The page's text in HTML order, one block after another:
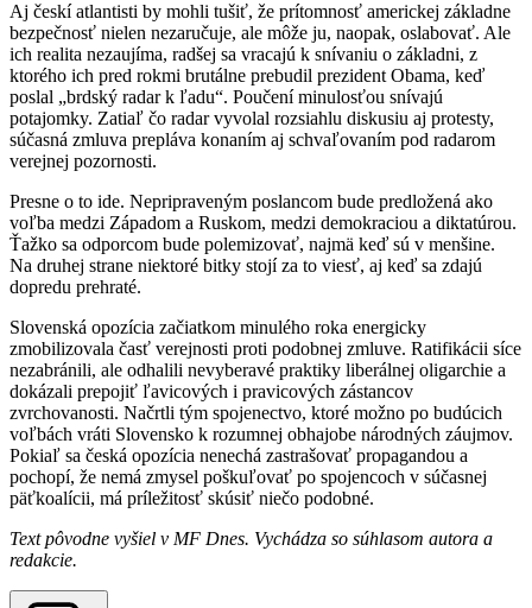
Aj českí atlantisti by mohli tušiť, že prítomnosť americkej základne
bezpečnosť nielen nezaručuje, ale môže ju, naopak, oslabovať. Ale
ich realita nezaujíma, radšej sa vracajú k snívaniu o základni, z
ktorého ich pred rokmi brutálne prebudil prezident Obama, keď
poslal „brdský radar k ľadu“. Poučení minulosťou snívajú
potajomky. Zatiaľ čo radar vyvolal rozsiahlu diskusiu aj protesty,
súčasná zmluva prepláva konaním aj schvaľovaním pod radarom
verejnej pozornosti.
Presne o to ide. Nepripraveným poslancom bude predložená ako
voľba medzi Západom a Ruskom, medzi demokraciou a diktatúrou.
Ťažko sa odporcom bude polemizovať, najmä keď sú v menšine.
Na druhej strane niektoré bitky stojí za to viesť, aj keď sa zdajú
dopredu prehraté.
Slovenská opozícia začiatkom minulého roka energicky
zmobilizovala časť verejnosti proti podobnej zmluve. Ratifikácii síce
nezabránili, ale odhalili nevyberavé praktiky liberálnej oligarchie a
dokázali prepojiť ľavicových i pravicových zástancov
zvrchovanosti. Načrtli tým spojenectvo, ktoré možno po budúcich
voľbách vráti Slovensko k rozumnej obhajobe národných záujmov.
Pokiaľ sa česká opozícia nenechá zastrašovať propagandou a
pochopí, že nemá zmysel poškuľovať po spojencoch v súčasnej
päťkoalícii, má príležitosť skúsiť niečo podobné.
Text pôvodne vyšiel v MF Dnes. Vychádza so súhlasom autora a
redakcie.